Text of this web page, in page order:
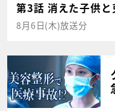
第3話 消えた子供と
8月6日(木)放送分